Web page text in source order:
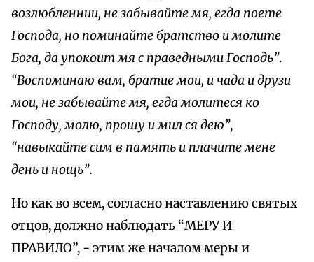
возлюбленнии, не забывайте мя, егда поете
Господа, но поминайте братство и молите
Бога, да упокоит мя с праведными Господь”.
“Воспоминаю вам, братие мои, и чада и друзи
мои, не забывайте мя, егда молитеся ко
Господу, молю, прошу и мил ся дею”,
“навыкайте сим в память и плачите мене
день и нощь”.
Но как во всем, согласно наставлению святых
отцов, должно наблюдать “МЕРУ И
ПРАВИЛО”, - этим же началом меры и